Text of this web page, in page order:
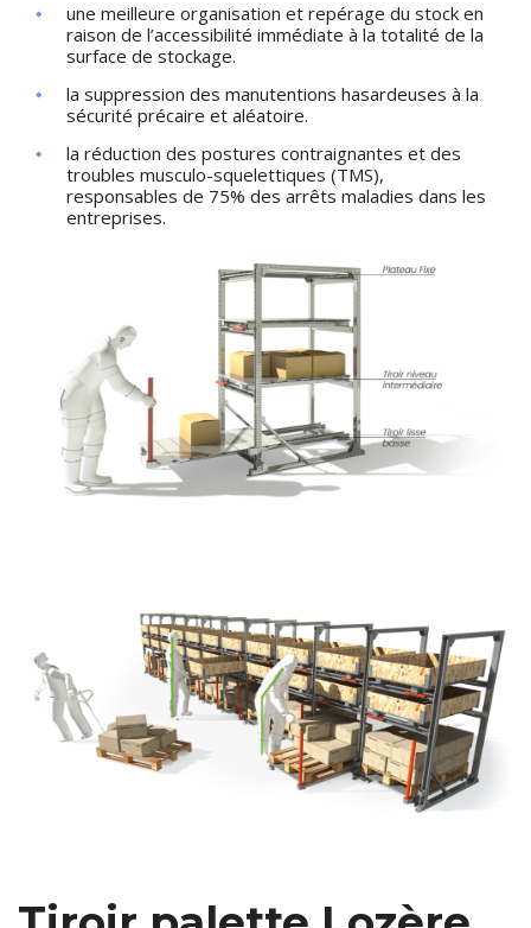
une meilleure organisation et repérage du stock en
raison de l’accessibilité immédiate à la totalité de la
surface de stockage.
la suppression des manutentions hasardeuses à la
sécurité précaire et aléatoire.
la réduction des postures contraignantes et des
troubles musculo-squelettiques (TMS),
responsables de 75% des arrêts maladies dans les
entreprises.